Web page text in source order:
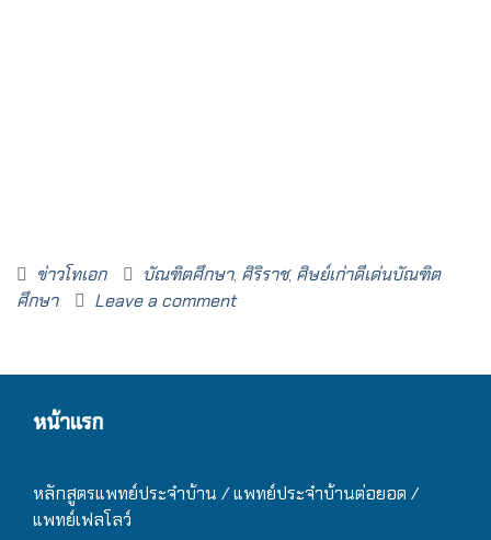
ข่าวโทเอก บัณฑิตศึกษา, ศิริราช, ศิษย์เก่าดีเด่นบัณฑิต
ศึกษา
Leave a comment
หน้าแรก
หลักสูตรแพทย์ประจำบ้าน / แพทย์ประจำบ้านต่อยอด /
แพทย์เฟลโลว์